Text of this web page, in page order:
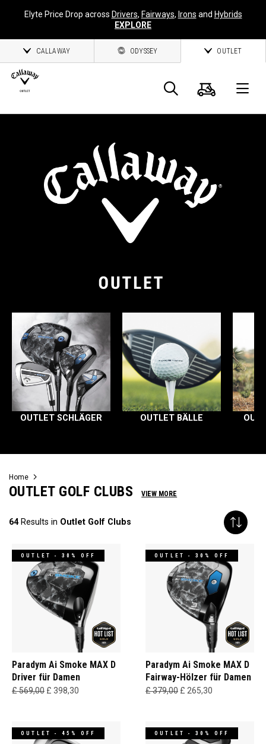
Elyte Price Drop across Drivers, Fairways, Irons and Hybrids
EXPLORE
CALLAWAY ODYSSEY OUTLET
Suche
OUTLET SCHLÄGER OUTLET BÄLLE
Home
OUTLET GOLF CLUBS VIEW MORE
64Results in Outlet Golf Clubs
OUTLET - 30% OFF
Paradym Ai Smoke MAX D
Driver für Damen
£ 569,00 £ 398,30
OUTLET - 30% OFF
Paradym Ai Smoke MAX D
Fairway-Hölzer für Damen
£ 379,00 £ 265,30
OUTLET - 45% OFF OUTLET - 30% OFF